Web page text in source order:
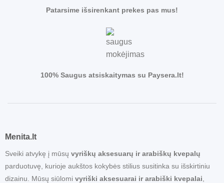
Patarsime išsirenkant prekes pas mus!
100% Saugus atsiskaitymas su Paysera.lt!
Menita.lt
Sveiki atvykę į mūsų vyriškų aksesuarų ir arabiškų kvepalų
parduotuvę, kurioje aukštos kokybės stilius susitinka su išskirtiniu
dizainu. Mūsų siūlomi vyriški aksesuarai ir arabiški kvepalai